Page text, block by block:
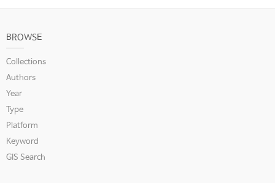
BROWSE
Collections
Authors
Year
Type
Platform
Keyword
GIS Search